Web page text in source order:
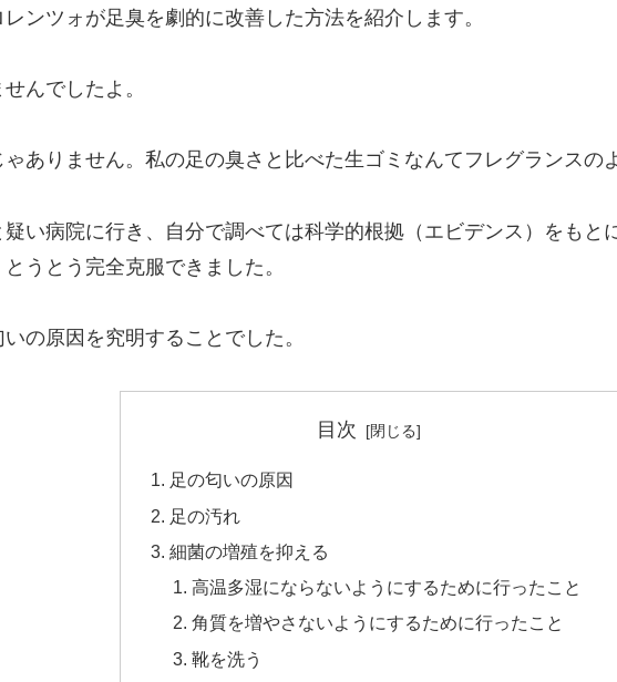
ンツォが足臭を劇的に改善した方法を紹介します。
んでしたよ。
ありません。私の足の臭さと比べた生ゴミなんてフレグランスの
い病院に行き、自分で調べては科学的根拠（エビデンス）をも
うとう完全克服できました。
の原因を究明することでした。
目次
足の匂いの原因
足の汚れ
細菌の増殖を抑える
高温多湿にならないようにするために行ったこと
角質を増やさないようにするために行ったこと
靴を洗う